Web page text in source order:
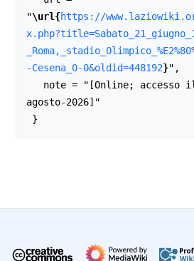
"\url{https://
-Cesena_0-0&oldid=448192}",
agosto-2026]"